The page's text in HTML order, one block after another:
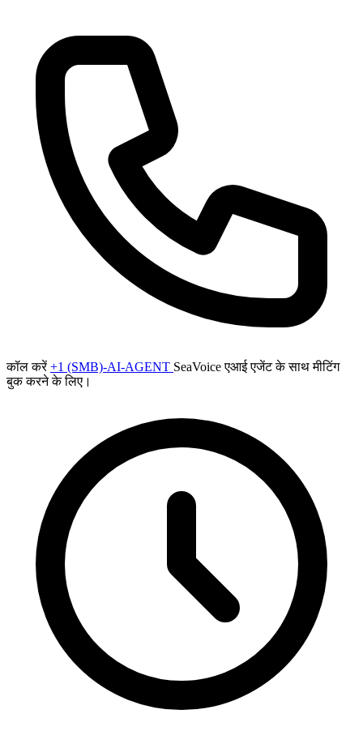
कॉल करें+1 (SMB)-AI-AGENT SeaVoice एआई एजेंट के साथ मीटिंग
बुक करने के लिए।